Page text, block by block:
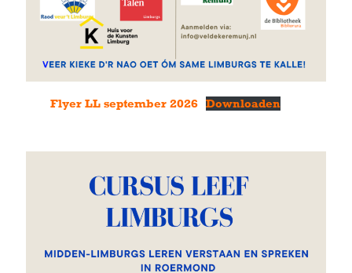
Flyer LL september 2026 Downloaden